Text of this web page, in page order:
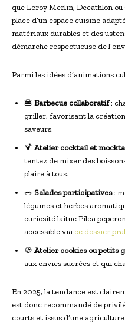
que Leroy Merlin, Decathlon
place d’un espace cuisine
matériaux durables et des
démarche respectueuse de
Parmi les idées d’animations
🍔 Barbecue collaboratif:
griller, favorisant la
saveurs.
🍹 Atelier cocktail et
tentez de mixer des
plaire à tous.
🥗 Salades participatives:
légumes et herbes
curiosité laitue Pilea
accessible via ce dossier
🍪 Atelier cookies ou petits
aux envies sucrées et qui
En 2025, la tendance est
est donc recommandé de
courts et issus d’une